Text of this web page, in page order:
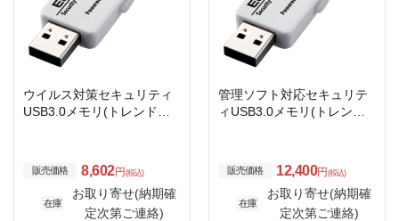
ウイルス対策セキュリティ
USB3.0メモリ(トレンドマ
販売価格 8,602円 (税込)
在庫
お取り寄せ(納期確
定次第ご連絡)
管理ソフト対応セキュリテ
ィUSB3.0メモリ(トレンド
販売価格 12,400円 (税込)
在庫
お取り寄せ(納期確
定次第ご連絡)